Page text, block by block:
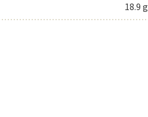
18.9 g